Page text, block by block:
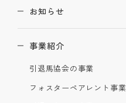
お知らせ
事業紹介
引退馬協会の事業
フォスターペアレント事業